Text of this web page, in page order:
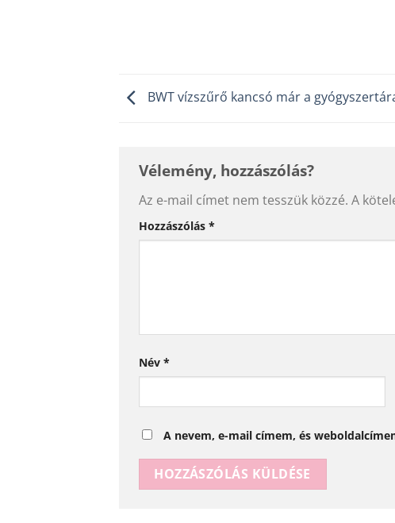
BWT vízszűrő kancsó már a
Vélemény, hozzászólás?
Az e-mail címet nem tesszük közzé. A
Hozzászólás *
Név *
A nevem, e-mail címem, és
Alternative: